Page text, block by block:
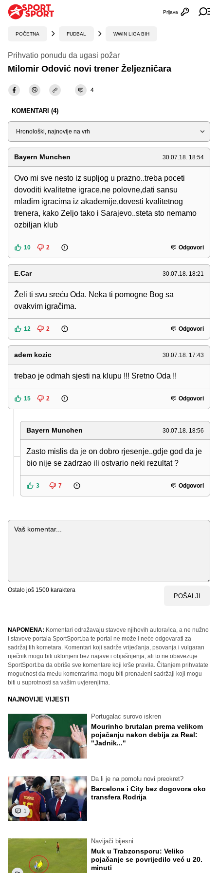
Otvori
Prijava
POČETNA FUDBAL WWIN LIGA BIH
Prihvatio ponudu da ugasi požar
Milomir Odović novi trener Željezničara
4
KOMENTARI (4)
Sortiraj
Bayern Munchen 30.07.18. 18:54
Ovo mi sve nesto iz supljog u prazno..treba poceti
dovoditi kvalitetne igrace,ne polovne,dati sansu
mladim igracima iz akademije,dovesti kvalitetnog
trenera, kako Zeljo tako i Sarajevo..steta sto nemamo
ozbiljan klub
10 2 Odgovori
E.Car 30.07.18. 18:21
Želi ti svu sreću Oda. Neka ti pomogne Bog sa
ovakvim igračima.
12 2 Odgovori
adem kozic 30.07.18. 17:43
trebao je odmah sjesti na klupu !!! Sretno Oda !!
15 2 Odgovori
Bayern Munchen 30.07.18. 18:56
Zasto mislis da je on dobro rjesenje..gdje god da je
bio nije se zadrzao ili ostvario neki rezultat ?
3 7 Odgovori
Komentar
Ostalo još 1500 karaktera
POŠALJI
NAPOMENA: Komentari odražavaju stavove njihovih autora/ica, a ne nužno
i stavove portala SportSport.ba te portal ne može i neće odgovarati za
sadržaj tih kometara. Komentari koji sadrže vrijeđanja, psovanja i vulgaran
riječnik mogu biti uklonjeni bez najave i objašnjenja, ali to ne obavezuje
SportSport.ba da obriše sve komentare koji krše pravila. Čitanjem prihvatate
mogućnost da među komentarima mogu biti pronađeni sadržaji koji mogu
biti u suprotnosti sa vašim uvjerenjima.
NAJNOVIJE VIJESTI
Portugalac surovo iskren
Mourinho brutalan prema velikom
pojačanju nakon debija za Real:
"Jadnik..."
1
Da li je na pomolu novi preokret?
Barcelona i City bez dogovora oko
transfera Rodrija
Navijači bijesni
Muk u Trabzonsporu: Veliko
pojačanje se povrijedilo već u 20.
minuti